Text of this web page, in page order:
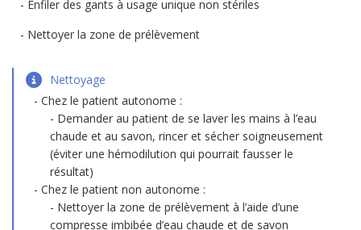
Enfiler des gants à usage unique non stériles
Nettoyer la zone de prélèvement
Nettoyage
Chez le patient autonome :
Demander au patient de se laver les mains à l’eau
chaude et au savon, rincer et sécher soigneusement
(éviter une hémodilution qui pourrait fausser le
résultat)
Chez le patient non autonome :
Nettoyer la zone de prélèvement à l’aide d’une
compresse imbibée d’eau chaude et de savon